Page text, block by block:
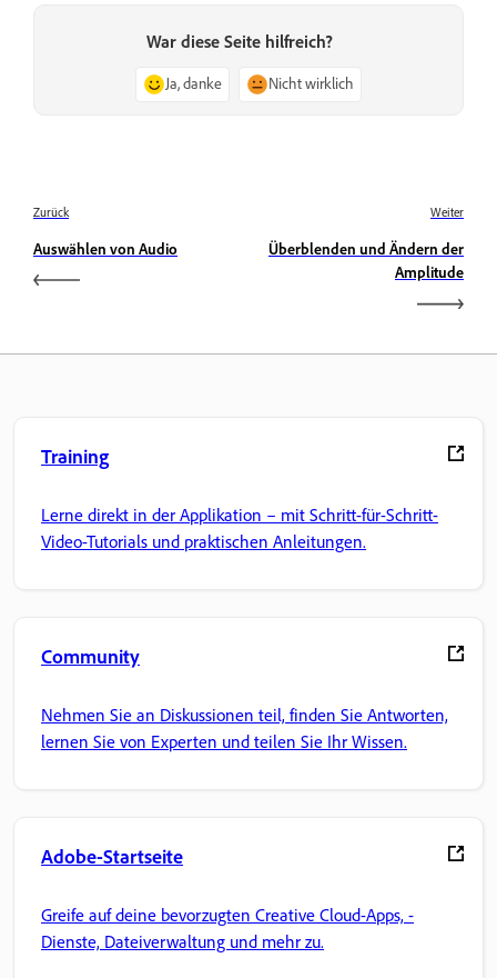
War diese Seite hilfreich?
Ja, danke Nicht wirklich
Zurück
Auswählen von Audio
Weiter
Überblenden und Ändern der
Amplitude
Training
Lerne direkt in der Applikation – mit Schritt-für-Schritt-
Video-Tutorials und praktischen Anleitungen.
Community
Nehmen Sie an Diskussionen teil, finden Sie Antworten,
lernen Sie von Experten und teilen Sie Ihr Wissen.
Adobe-Startseite
Greife auf deine bevorzugten Creative Cloud-Apps, -
Dienste, Dateiverwaltung und mehr zu.